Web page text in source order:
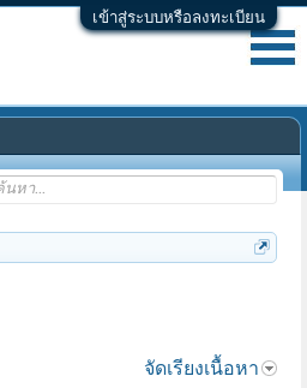
เข้าสู่ระบบหรือลงทะเบียน
จัดเรียงเนื้อหา